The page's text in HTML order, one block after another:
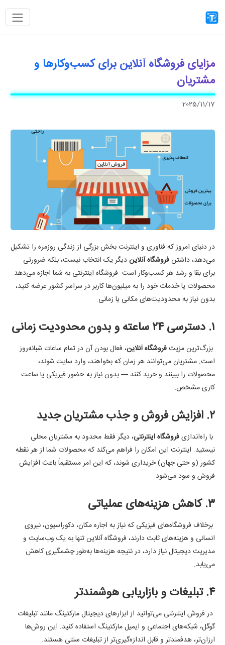
مزایای فروشگاه آنلاین برای کسب‌وکارها و
مشتریان
2025/11/17
در دنیای امروز که فناوری و اینترنت بخش بزرگی از زندگی روزمره را تشکیل
می‌دهد، داشتنفروشگاه آنلایندیگر یک انتخاب نیست، بلکه ضرورتی
برای بقا و رشد هر کسب‌وکار است. فروشگاه اینترنتی به شما اجازه می‌دهد
محصولات یا خدمات خود را به میلیون‌ها کاربر در سراسر کشور عرضه کنید،
بدون نیاز به محدودیت‌های مکانی یا زمانی.
۱. دسترسی ۲۴ ساعته و بدون محدودیت زمانی
بزرگ‌ترین مزیتفروشگاه آنلاین، فعال بودن آن در تمام ساعات شبانه‌روز
است. مشتریان می‌توانند هر زمان که بخواهند، وارد سایت شوند،
محصولات را ببینند و خرید کنند — بدون نیاز به حضور فیزیکی یا ساعت
کاری مشخص.
۲. افزایش فروش و جذب مشتریان جدید
با راه‌اندازیفروشگاه اینترنتی، دیگر فقط محدود به مشتریان محلی
نیستید. اینترنت این امکان را فراهم می‌کند که محصولات شما از هر نقطه
کشور (و حتی جهان) خریداری شوند، که این امر مستقیماً باعث افزایش
فروش و سود می‌شود.
۳. کاهش هزینه‌های عملیاتی
برخلاف فروشگاه‌های فیزیکی که نیاز به اجاره مکان، دکوراسیون، نیروی
انسانی و هزینه‌های ثابت دارند، فروشگاه آنلاین تنها به یک وب‌سایت و
مدیریت دیجیتال نیاز دارد، در نتیجه هزینه‌ها به‌طور چشمگیری کاهش
می‌یابد.
۴. تبلیغات و بازاریابی هوشمندتر
در فروش اینترنتی می‌توانید از ابزارهای دیجیتال مارکتینگ مانند تبلیغات
گوگل، شبکه‌های اجتماعی و ایمیل مارکتینگ استفاده کنید. این روش‌ها
ارزان‌تر، هدفمندتر و قابل اندازه‌گیری‌تر از تبلیغات سنتی هستند.